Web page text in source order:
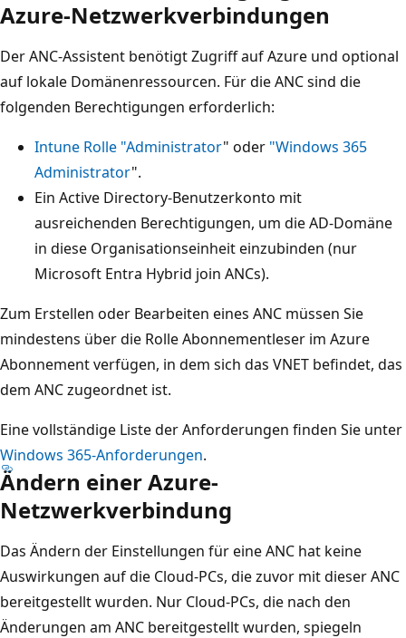
Azure-Netzwerkverbindungen
Der ANC-Assistent benötigt Zugriff auf Azure und optional
auf lokale Domänenressourcen. Für die ANC sind die
folgenden Berechtigungen erforderlich:
Intune Rolle "Administrator" oder "Windows 365
Administrator".
Ein Active Directory-Benutzerkonto mit
ausreichenden Berechtigungen, um die AD-Domäne
in diese Organisationseinheit einzubinden (nur
Microsoft Entra Hybrid join ANCs).
Zum Erstellen oder Bearbeiten eines ANC müssen Sie
mindestens über die Rolle Abonnementleser im Azure
Abonnement verfügen, in dem sich das VNET befindet, das
dem ANC zugeordnet ist.
Eine vollständige Liste der Anforderungen finden Sie unter
Windows 365-Anforderungen.
Ändern einer Azure-
Netzwerkverbindung
Das Ändern der Einstellungen für eine ANC hat keine
Auswirkungen auf die Cloud-PCs, die zuvor mit dieser ANC
bereitgestellt wurden. Nur Cloud-PCs, die nach den
Änderungen am ANC bereitgestellt wurden, spiegeln